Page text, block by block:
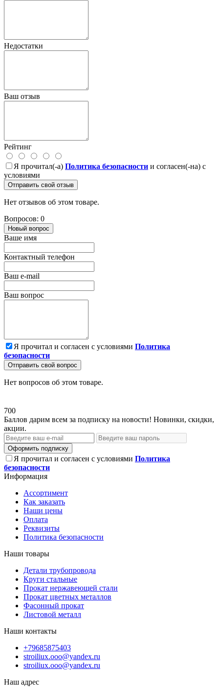
Недостатки
Ваш отзыв
Рейтинг
Я прочитал(-а) Политика безопасности и согласен(-на) с
условиями
Отправить свой отзыв
Нет отзывов об этом товаре.
Вопросов: 0
Новый вопрос
Ваше имя
Контактный телефон
Ваш e-mail
Ваш вопрос
Я прочитал и согласен с условиями Политика
безопасности
Отправить свой вопрос
Нет вопросов об этом товаре.
700
Баллов дарим всем за подписку на новости! Новинки, скидки,
акции.
Оформить подписку
Я прочитал и согласен с условиями Политика
безопасности
Информация
Ассортимент
Как заказать
Наши цены
Оплата
Реквизиты
Политика безопасности
Наши товары
Детали трубопровода
Круги стальные
Прокат нержавеющей стали
Прокат цветных металлов
Фасонный прокат
Листовой металл
Наши контакты
+79685875403
stroiliux.ooo@yandex.ru
stroiliux.ooo@yandex.ru
Наш адрес